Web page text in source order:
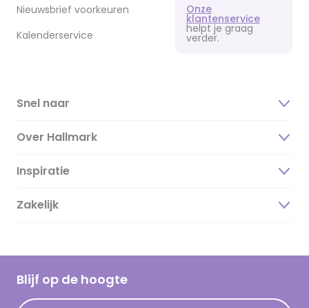
Nieuwsbrief voorkeuren
Kalenderservice
Onze
klantenservice
helpt je graag
verder.
Snel naar
Over Hallmark
Over ons
Duurzaamheid
Hallmark Kaartclub
Acties
Inspiratie
Magazine
Cadeau inspiratie
Kaartinspiratie
Zakelijk
Blijf op de hoogte